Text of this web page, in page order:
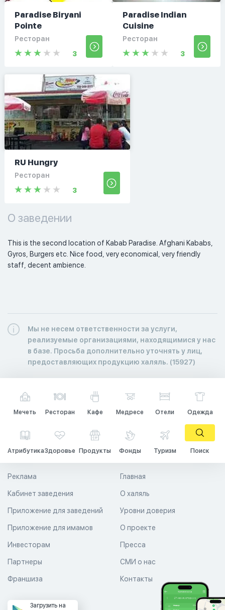
Paradise Biryani
Pointe
Ресторан
3
Paradise Indian
Cuisine
Ресторан
3
RU Hungry
Ресторан
3
О заведении
This is the second location of Kabab Paradise. Afghani Kababs,
Gyros, Burgers etc. Nice food, very economical, very friendly
staff, decent ambience.
Мы не несем ответственности за услуги,
реализуемые организациями, находящимися у нас
в базе. Просьба дополнительно уточнять у лиц,
предоставляющих продукцию халяль. (15927)
Мечеть Ресторан Кафе Медресе Отели Одежда
АтрибутикаЗдоровье Продукты Фонды Туризм Поиск
Главная
О халяль
Уровни доверия
Реклама
Кабинет заведения
Приложение для заведений
Приложение для имамов О проекте
Пресса
СМИ о нас
Контакты
Инвесторам
Партнеры
Франшиза
Загрузить на